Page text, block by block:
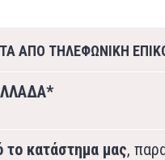
ΑΠΟ ΤΗΛΕΦΩΝΙΚΗ
κατάστημα μας,